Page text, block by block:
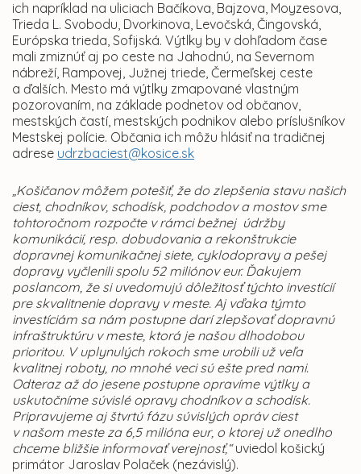
ich napríklad na uliciach Bačíkova, Bajzova, Moyzesova,
Trieda L. Svobodu, Dvorkinova, Levočská, Čingovská,
Európska trieda, Sofijská. Výtlky by v dohľadom čase
mali zmiznúť aj po ceste na Jahodnú, na Severnom
nábreží, Rampovej, Južnej triede, Čermeľskej ceste
a ďalších. Mesto má výtlky zmapované vlastným
pozorovaním, na základe podnetov od občanov,
mestských častí, mestských podnikov alebo príslušníkov
Mestskej polície. Občania ich môžu hlásiť na tradičnej
adrese udrzbaciest@kosice.sk
„Košičanov môžem potešiť, že do zlepšenia stavu našich
ciest, chodníkov, schodísk, podchodov a mostov sme
tohtoročnom rozpočte v rámci bežnej údržby
komunikácií, resp. dobudovania a rekonštrukcie
dopravnej komunikačnej siete, cyklodopravy a pešej
dopravy vyčlenili spolu 52 miliónov eur. Ďakujem
poslancom, že si uvedomujú dôležitosť týchto investícií
pre skvalitnenie dopravy v meste. Aj vďaka týmto
investíciám sa nám postupne darí zlepšovať dopravnú
infraštruktúru v meste, ktorá je našou dlhodobou
prioritou. V uplynulých rokoch sme urobili už veľa
kvalitnej roboty, no mnohé veci sú ešte pred nami.
Odteraz až do jesene postupne opravíme výtlky a
uskutočníme súvislé opravy chodníkov a schodísk.
Pripravujeme aj štvrtú fázu súvislých opráv ciest
v našom meste za 6,5 milióna eur, o ktorej už onedlho
chceme bližšie informovať verejnosť,“uviedol košický
primátor Jaroslav Polaček (nezávislý).